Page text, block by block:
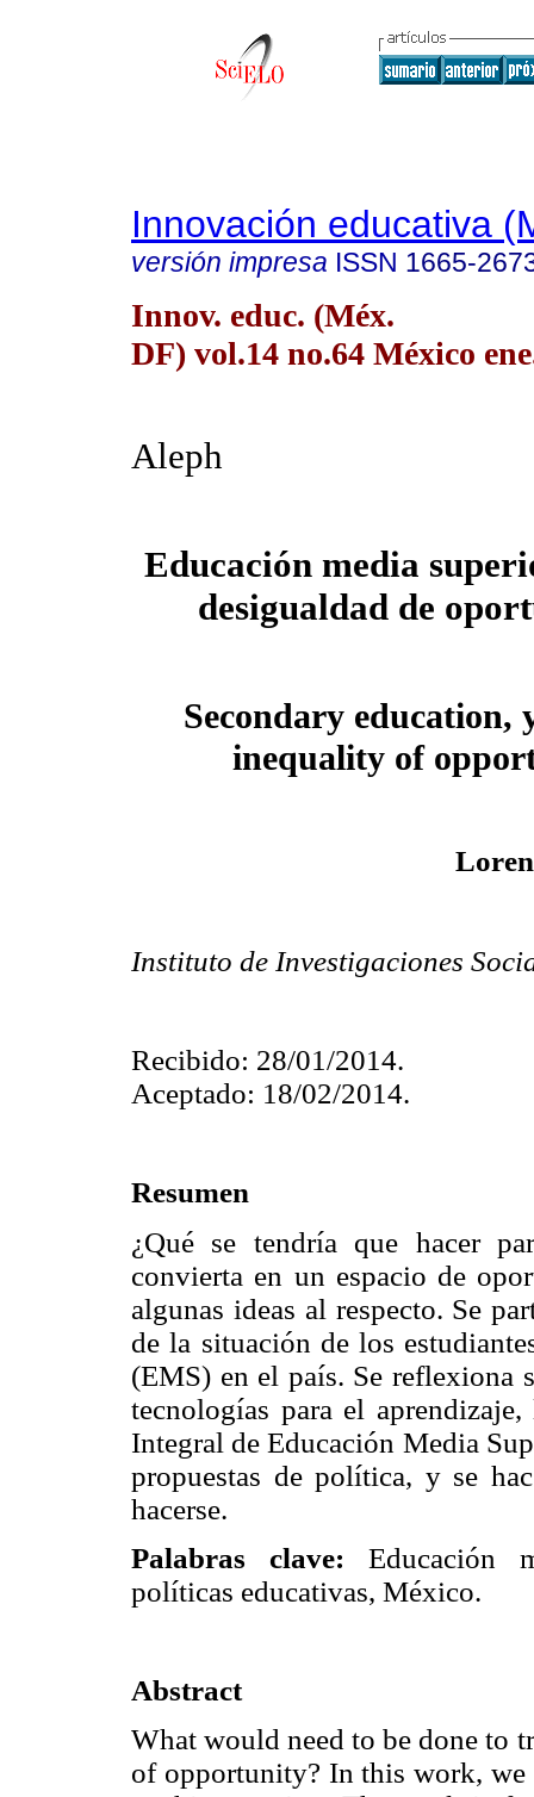
Innovación educativa
versión impresa ISSN 1665-
Innov. educ. (Méx.
DF) vol.14 no.64 México
Aleph
Educación media
desigualdad de
Secondary education,
inequality of
Instituto de Investigaciones
Recibido: 28/01/2014.
Aceptado: 18/02/2014.
Resumen
¿Qué se tendría que hacer
convierta en un espacio de
algunas ideas al respecto. Se
de la situación de los
(EMS) en el país. Se reflexiona
tecnologías para el
Integral de Educación Media
propuestas de política, y se
hacerse.
Palabras clave: Educación
políticas educativas, México.
Abstract
What would need to be done to
of opportunity? In this work, we